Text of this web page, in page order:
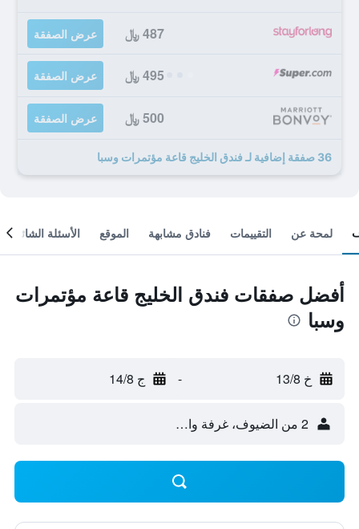
487 ﷼ عرض الصفقة
495 ﷼ عرض الصفقة
500 ﷼ عرض الصفقة
36 صفقة إضافية لـ فندق الخليج قاعة مؤتمرات وسبا
لمحة عن التقييمات فنادق مشابهة الموقع الأسئلة الشائعة
أفضل صفقات فندق الخليج قاعة مؤتمرات
وسبا
خ 13/8 - ج 14/8
2 من الضيوف، غرفة واحدة